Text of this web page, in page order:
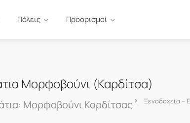
Πόλεις Προορισμοί
Μορφοβούνι (Καρδίτσα)
Μορφοβούνι Καρδίτσας
Ξενοδοχεία –